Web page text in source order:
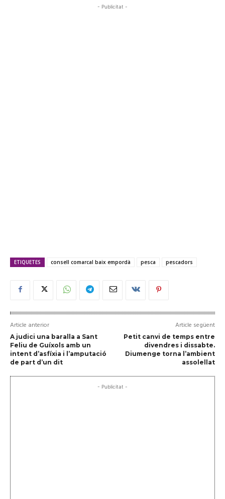
- Publicitat -
ETIQUETES consell comarcal baix empordà pesca pescadors
Article anterior
A judici una baralla a Sant
Feliu de Guíxols amb un
intent d’asfíxia i l’amputació
de part d’un dit
Article següent
Petit canvi de temps entre
divendres i dissabte.
Diumenge torna l’ambient
assolellat
- Publicitat -